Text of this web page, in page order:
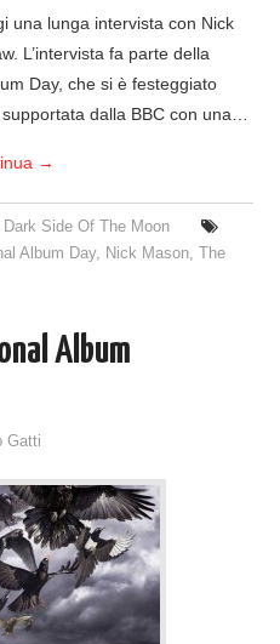
una lunga intervista con Nick
L’intervista fa parte della
Day, che si è festeggiato
dalla BBC con una…
→
Dark Side Of The Moon
Album Day, Nick Mason,The
Album
Gatti